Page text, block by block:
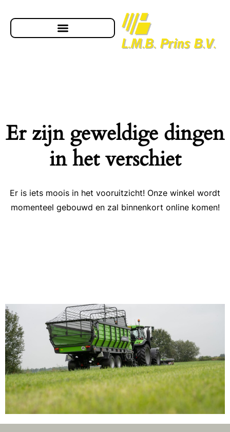
Er zijn geweldige dingen
in het verschiet
Er is iets moois in het vooruitzicht! Onze winkel wordt
momenteel gebouwd en zal binnenkort online komen!